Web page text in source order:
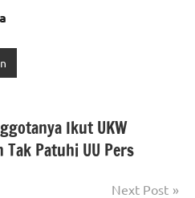
Ikut UKW
Tak Patuhi UU Pers
Next Post